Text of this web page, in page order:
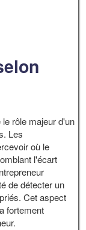
rôle majeur d'un
Les
où le
l'écart
de détecter un
Cet aspect
fortement